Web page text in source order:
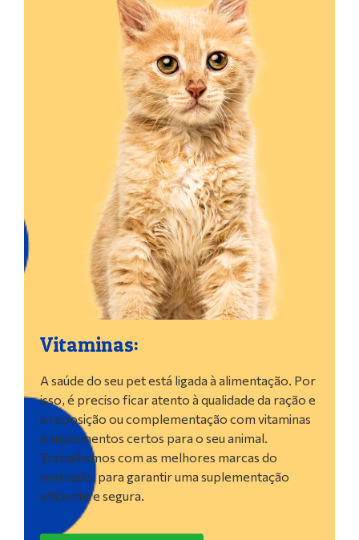
Vitaminas:
A saúde do seu pet está ligada à alimentação. Por
isso, é preciso ficar atento à qualidade da ração e
a reposição ou complementação com vitaminas
e suplementos certos para o seu animal.
Trabalhamos com as melhores marcas do
mercado, para garantir uma suplementação
eficiente e segura.